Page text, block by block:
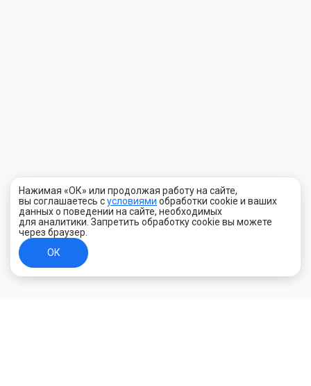
Нажимая «ОК» или продолжая работу на сайте,
вы соглашаетесь сусловиями обработки cookie и ваших
данных о поведении на сайте, необходимых
для аналитики. Запретить обработку cookie вы можете
через браузер.
ОК